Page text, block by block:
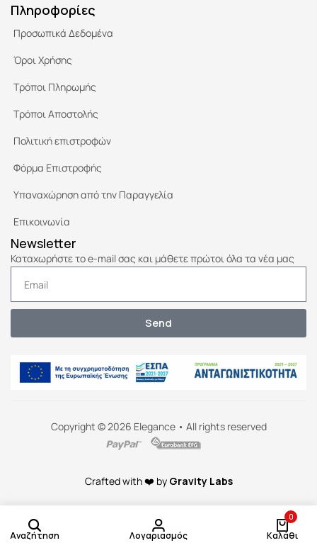
Πληροφορίες
Προσωπικά Δεδομένα
Όροι Χρήσης
Τρόποι Πληρωμής
Τρόποι Αποστολής
Πολιτική επιστροφών
Φόρμα Επιστροφής
Υπαναχώρηση από την Παραγγελία
Επικοινωνία
Newsletter
Καταχωρήστε το e-mail σας και μάθετε πρώτοι όλα τα νέα μας
Send
Copyright © 2026 Elegance • All rights reserved
Crafted with ❤️ by Gravity Labs
Αναζήτηση Λογαριασμός
0
Καλάθι